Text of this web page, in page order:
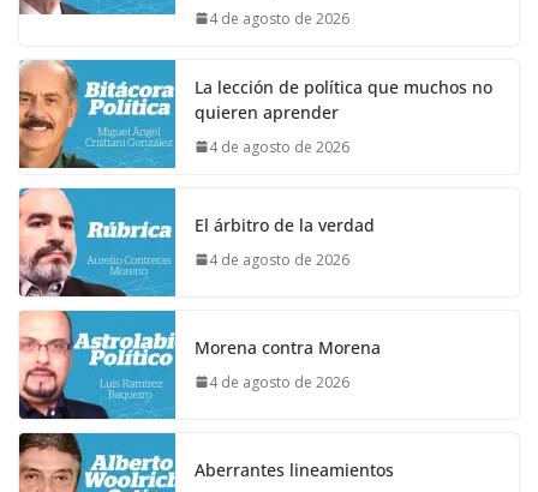
4 de agosto de 2026
La lección de política que muchos no
quieren aprender
4 de agosto de 2026
El árbitro de la verdad
4 de agosto de 2026
Morena contra Morena
4 de agosto de 2026
Aberrantes lineamientos